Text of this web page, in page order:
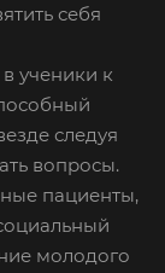
себя
ученики к
следуя
вопросы.
пациенты,
молодого